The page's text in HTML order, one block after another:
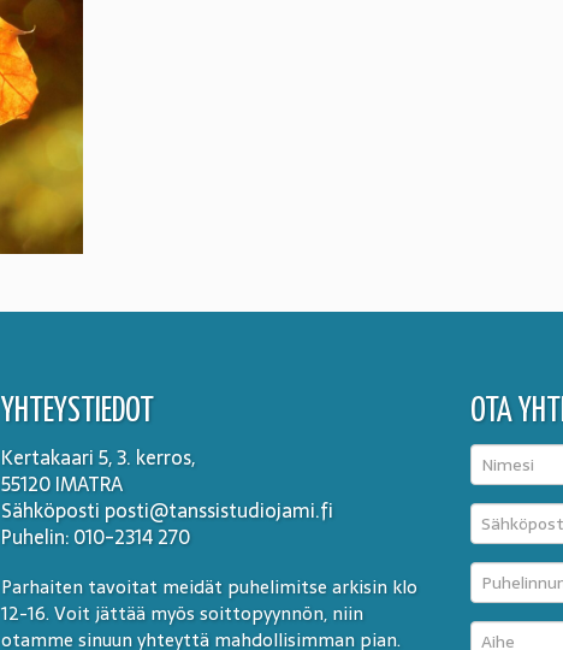
YHTEYSTIEDOT
Kertakaari 5, 3. kerros,
55120 IMATRA
Sähköposti posti@tanssistudiojami.fi
Puhelin: 010-2314 270
Parhaiten tavoitat meidät puhelimitse arkisin klo
12-16. Voit jättää myös soittopyynnön, niin
otamme sinuun yhteyttä mahdollisimman pian.
OTA